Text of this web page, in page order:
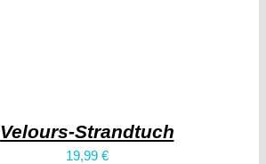
Velours-Strandtuch
19,99 €